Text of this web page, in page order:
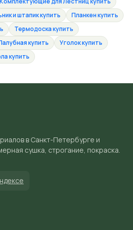
и штапик купить
Планкен купить
Термодоска купить
купить
Уголок купить
купить
в Санкт-Петербурге и
сушка, строгание, покраска.